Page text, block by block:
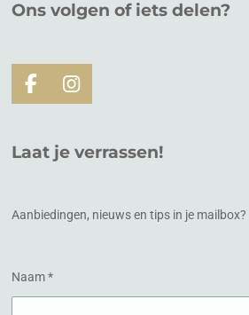
Ons volgen of iets delen?
F
a
e
b
k
I
n
t
a
a
Laat je verrassen!
Aanbiedingen, nieuws en tips in je mailbox?
Naam *